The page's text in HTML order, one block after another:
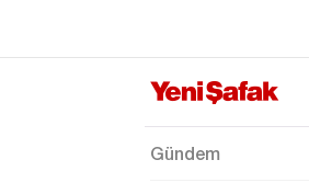
Şırnak
Tekirdağ
Gündem